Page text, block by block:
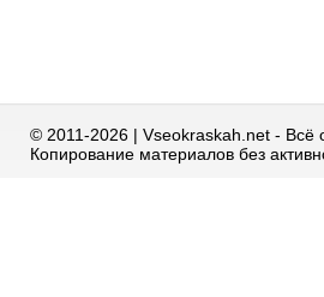
© 2011-2026 | Vseokraskah.net - Всё
Копирование материалов без